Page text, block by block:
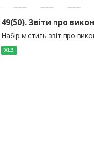
49(50). Звіти про
Набір містить звіт про
XLS